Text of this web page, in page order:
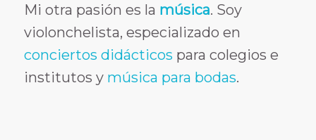
Mi otra pasión es la música. Soy
violonchelista, especializado en
conciertos didácticos para colegios e
institutos y música para bodas.